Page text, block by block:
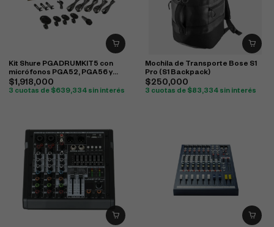
Kit Shure PGADRUMKIT5 con
micrófonos PGA52, PGA56 y
PGA57 para batería
$1,918,000
3 cuotas de $639,334 sin interés
Mochila de Transporte Bose S1
Pro (S1 Backpack)
$250,000
3 cuotas de $83,334 sin interés